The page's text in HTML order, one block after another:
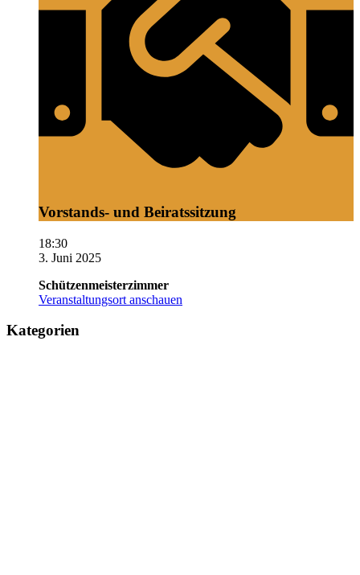
Vorstands- und Beiratssitzung
18:30
3. Juni 2025
Schützenmeisterzimmer
Veranstaltungsort anschauen
Kategorien